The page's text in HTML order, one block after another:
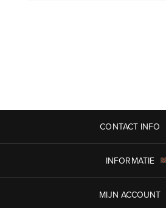
CONTACT INFO
INFORMATIE
MIJN ACCOUNT